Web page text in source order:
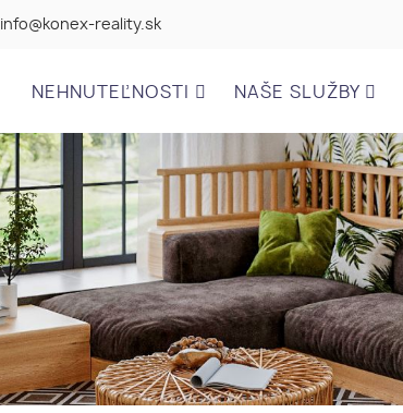
info@konex-reality.sk
NEHNUTEĽNOSTI NAŠE SLUŽBY